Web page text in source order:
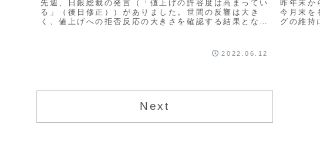
先週、日銀総裁の発言（「値上げの許容度は高まってい
る」（後日修正））がありました。世間の反響は大き
く、値上げへの拒否反応の大きさを確認する結果となり
2022.06.12
昨年末か
今月末を
グの維持
Next